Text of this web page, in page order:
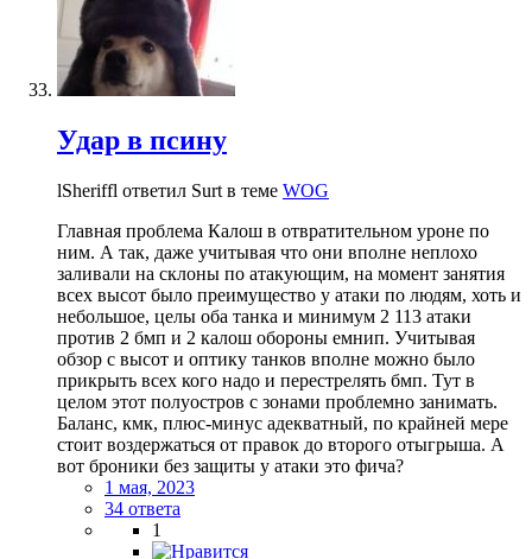
Удар в псину
lSheriffl ответил Surt в теме WOG
Главная проблема Калош в отвратительном уроне по
ним. А так, даже учитывая что они вполне неплохо
заливали на склоны по атакующим, на момент занятия
всех высот было преимущество у атаки по людям, хоть и
небольшое, целы оба танка и минимум 2 113 атаки
против 2 бмп и 2 калош обороны емнип. Учитывая
обзор с высот и оптику танков вполне можно было
прикрыть всех кого надо и перестрелять бмп. Тут в
целом этот полуостров с зонами проблемно занимать.
Баланс, кмк, плюс-минус адекватный, по крайней мере
стоит воздержаться от правок до второго отыгрыша. А
вот броники без защиты у атаки это фича?
1 мая, 2023
34 ответа
1